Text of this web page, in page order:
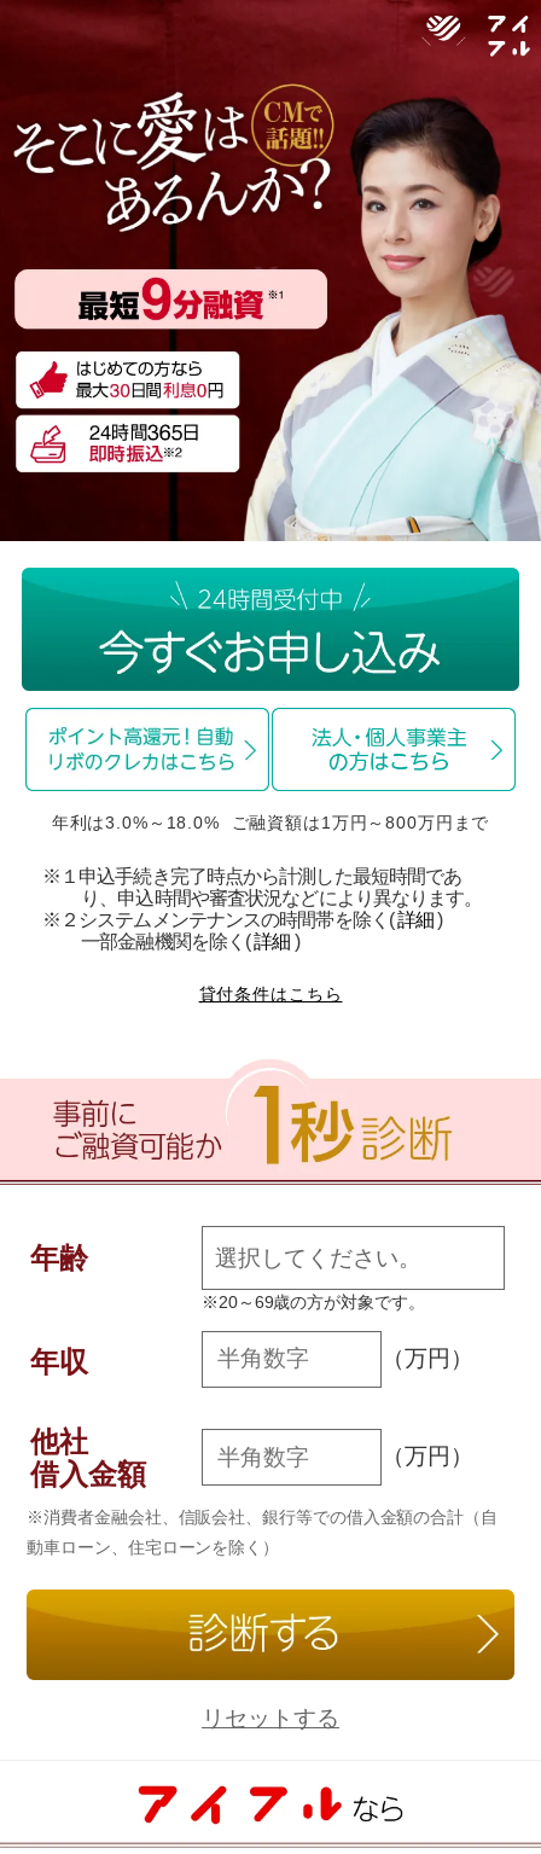
年利は3.0%～18.0% ご融資額は1万円～800万円まで
※１申込手続き完了時点から計測した最短時間であ
り、申込時間や審査状況などにより異なります。
※２システムメンテナンスの時間帯を除く(詳細)
一部金融機関を除く(詳細 )
貸付条件はこちら
年齢
※20～69歳の方が対象です。
年収 （万円）
他社
借入金額
（万円）
※消費者金融会社、信販会社、銀行等での借入金額の合計（自
動車ローン、住宅ローンを除く）